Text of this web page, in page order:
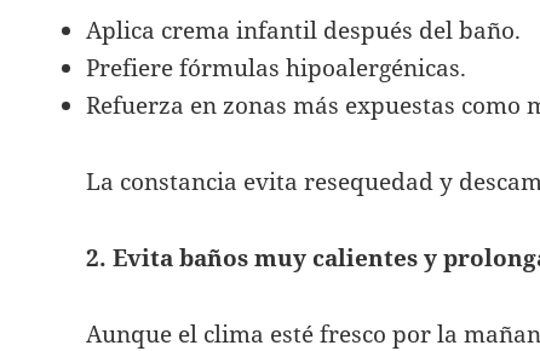
Aplica crema infantil después del baño.
Prefiere fórmulas hipoalergénicas.
Refuerza en zonas más expuestas como
La constancia evita resequedad y
2. Evita baños muy calientes y
Aunque el clima esté fresco por la